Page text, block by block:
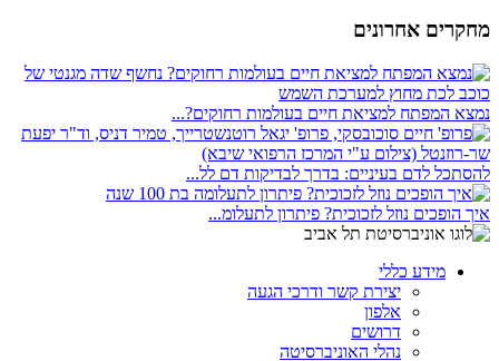
מחקרים אחרונים
נמצא המפתח למציאת חיים בעולמות רחוקים?...
להסתכל לדם בעיניים: בדרך לבדיקות דם לל...
איך הופכים נוזל לזכוכית? פיתרון לתעלומ...
מידע כללי
יצירת קשר ודרכי הגעה
אלפון
דרושים
נהלי האוניברסיטה